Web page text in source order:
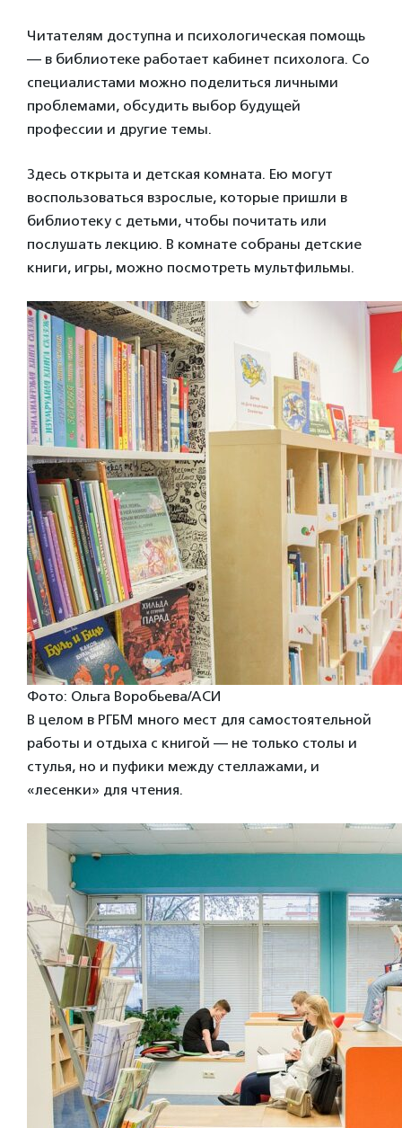
Читателям доступна и психологическая помощь
— в библиотеке работает кабинет психолога. Со
специалистами можно поделиться личными
проблемами, обсудить выбор будущей
профессии и другие темы.
Здесь открыта и детская комната. Ею могут
воспользоваться взрослые, которые пришли в
библиотеку с детьми, чтобы почитать или
послушать лекцию. В комнате собраны детские
книги, игры, можно посмотреть мультфильмы.
Фото: Ольга Воробьева/АСИ
В целом в РГБМ много мест для самостоятельной
работы и отдыха с книгой — не только столы и
стулья, но и пуфики между стеллажами, и
«лесенки» для чтения.